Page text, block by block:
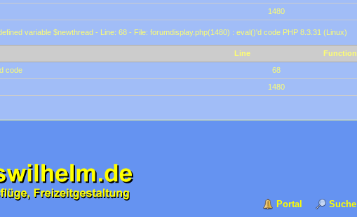
1480
variable $newthread - Line: 68 - File: forumdisplay.php(1480) : eval()'d code PHP 8.3.31 (Linux)
Line
Function
code
68
1480
Portal Suche